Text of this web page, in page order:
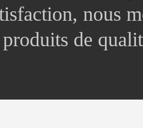
nous
de